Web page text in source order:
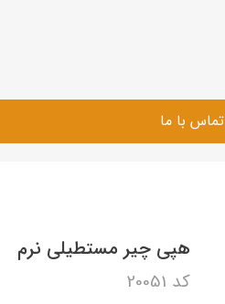
تماس با ما
هپی چیر مستطیلی نرم
کد 20051